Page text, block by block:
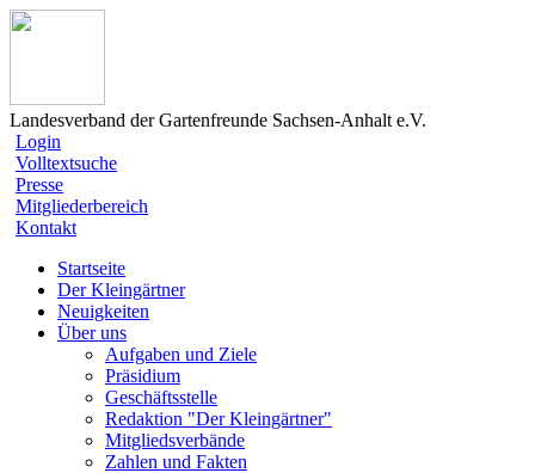
Landesverband der Gartenfreunde Sachsen-Anhalt e.V.
Login
Volltextsuche
Presse
Mitgliederbereich
Kontakt
Startseite
Der Kleingärtner
Neuigkeiten
Über uns
Aufgaben und Ziele
Präsidium
Geschäftsstelle
Redaktion "Der Kleingärtner"
Mitgliedsverbände
Zahlen und Fakten